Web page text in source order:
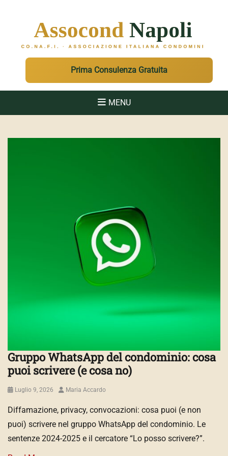
Prima Consulenza Gratuita
MENU
Gruppo WhatsApp del condominio: cosa
puoi scrivere (e cosa no)
PostedLuglio 9, 2026 AuthorMaria Accardo
Diffamazione, privacy, convocazioni: cosa puoi (e non
puoi) scrivere nel gruppo WhatsApp del condominio. Le
sentenze 2024-2025 e il cercatore “Lo posso scrivere?”.